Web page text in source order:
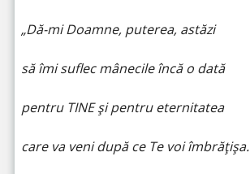
„Dă-mi Doamne, puterea, astăzi
să îmi suflec mânecile încă o dată
pentru TINE și pentru eternitatea
care va veni după ce Te voi îmbrățișa.